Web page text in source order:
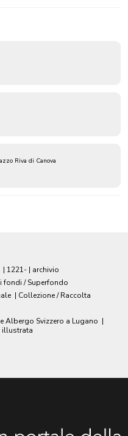
Riva di Canova
| 1221- | archivio
fondi / Superfondo
| Collezione / Raccolta
Albergo Svizzero a Lugano |
illustrata